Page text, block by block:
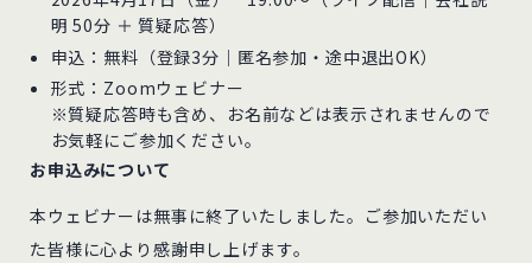
明 50分 ＋ 質疑応答）
申込：無料（登録3分｜匿名参加・途中退出OK）
形式：Zoomウェビナー
※質疑応答時も含め、お名前などは表示されませんので
お気軽にご参加ください。
お申込みについて
本ウェビナーは無事に終了いたしました。ご参加いただい
た皆様に心より感謝申し上げます。